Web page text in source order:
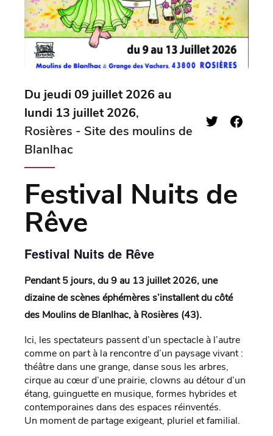
Du jeudi 09 juillet 2026 au
lundi 13 juillet 2026,
Rosières - Site des moulins de
Blanlhac
Festival Nuits de
Rêve
Festival Nuits de Rêve
Pendant 5 jours, du 9 au 13 juillet 2026, une
dizaine de scènes éphémères s’installent du côté
des Moulins de Blanlhac, à Rosières (43).
Ici, les spectateurs passent d’un spectacle à l’autre
comme on part à la rencontre d’un paysage vivant :
théâtre dans une grange, danse sous les arbres,
cirque au cœur d’une prairie, clowns au détour d’un
étang, guinguette en musique, formes hybrides et
contemporaines dans des espaces réinventés.
Un moment de partage exigeant, pluriel et familial.